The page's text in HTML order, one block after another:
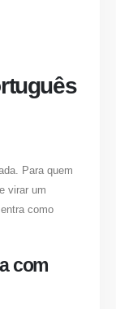
Para quem
virar um
como
com